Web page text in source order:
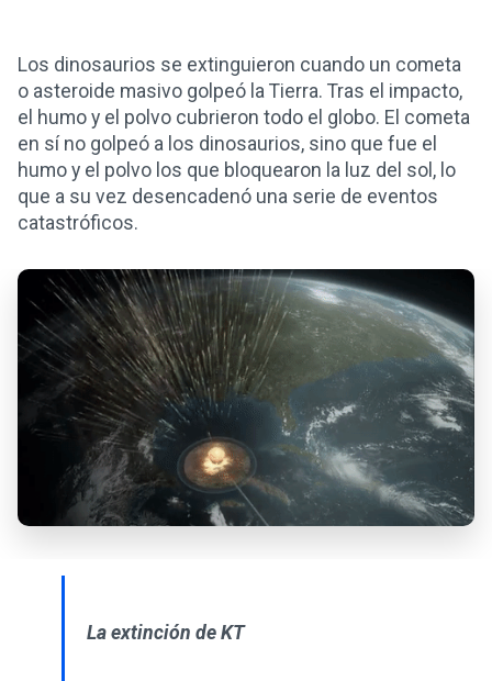
Los dinosaurios se extinguieron cuando un cometa
o asteroide masivo golpeó la Tierra. Tras el impacto,
el humo y el polvo cubrieron todo el globo. El cometa
en sí no golpeó a los dinosaurios, sino que fue el
humo y el polvo los que bloquearon la luz del sol, lo
que a su vez desencadenó una serie de eventos
catastróficos.
La extinción de KT